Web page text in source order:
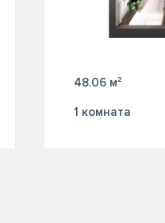
48.06 м²
1 комната